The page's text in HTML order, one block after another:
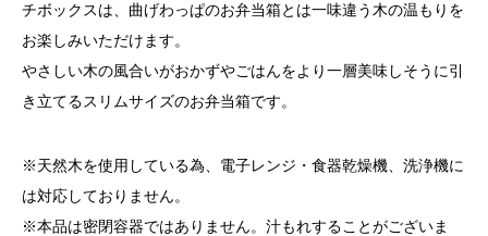
チボックスは、曲げわっぱのお弁当箱とは一味違う木の温もりを
お楽しみいただけます。
やさしい木の風合いがおかずやごはんをより一層美味しそうに引
き立てるスリムサイズのお弁当箱です。
※天然木を使用している為、電子レンジ・食器乾燥機、洗浄機に
は対応しておりません。
※本品は密閉容器ではありません。汁もれすることがございま